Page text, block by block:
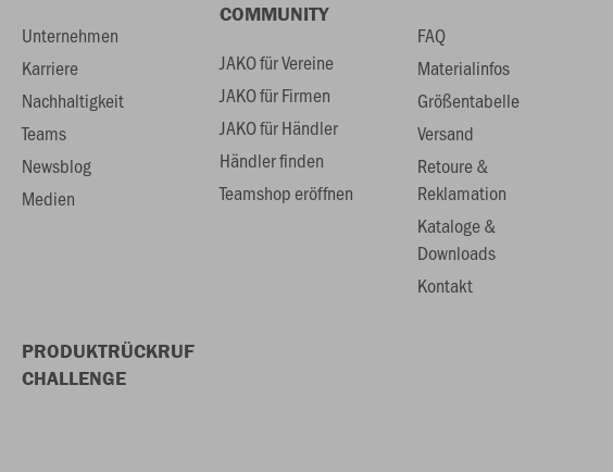
Unternehmen
Karriere
Nachhaltigkeit
Teams
Newsblog
Medien
COMMUNITY
JAKO für Vereine
JAKO für Firmen
JAKO für Händler
Händler finden
Teamshop eröffnen
FAQ
Materialinfos
Größentabelle
Versand
Retoure &
Reklamation
Kataloge &
Downloads
Kontakt
PRODUKTRÜCKRUF
CHALLENGE